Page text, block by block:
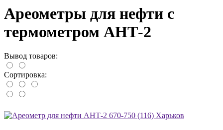
Ареометры для нефти с
термометром АНТ-2
Вывод товаров:
Сортировка: